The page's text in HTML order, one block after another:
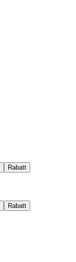
Rabatt
Rabatt